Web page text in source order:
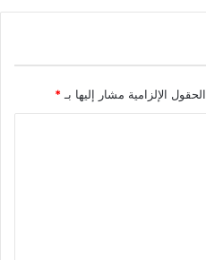
الحقول الإلزامية مشار إليها بـ *